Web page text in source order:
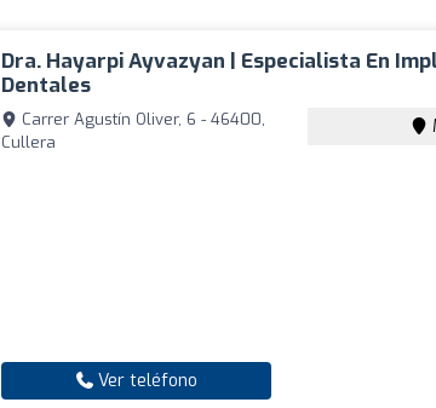
Dra. Hayarpi Ayvazyan | Especialista En
Dentales
Carrer Agustín Oliver, 6 - 46400,
Cullera
Ver teléfono